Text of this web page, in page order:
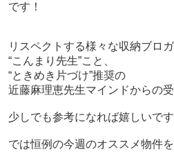
です！
リスペクトする様々な収納ブロガ
“こんまり先生”こと、
“ときめき片づけ”推奨の
近藤麻理恵先生マインドからの
少しでも参考になれば嬉しいです
では恒例の今週のオススメ物件